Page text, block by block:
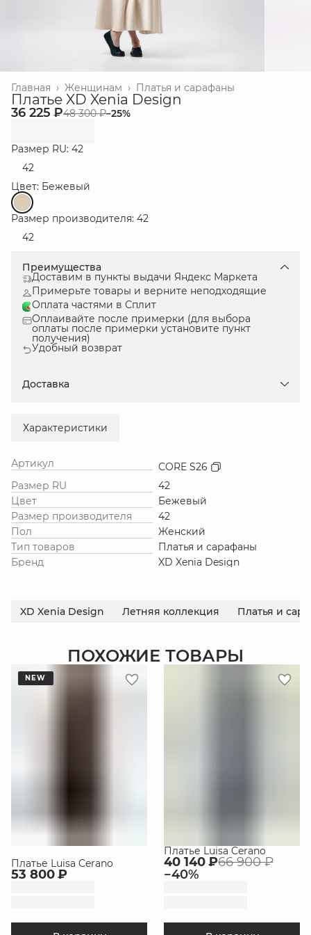
Платья и сарафаны
Женщинам ›
Главная ›
Платье XD Xenia Design
36 225 ₽48 300 ₽−25%
Размер RU: 42
42
Цвет: Бежевый
Размер производителя: 42
42
Преимущества
Доставим в пункты выдачи Яндекс Маркета
Примерьте товары и верните неподходящие
Оплата частями в Сплит
Оплаивайте после примерки (для выбора
оплаты после примерки установите пункт
получения)
Удобный возврат
Доставка
Характеристики
Артикул
CORE S26
Размер RU
42
Цвет
Бежевый
Размер производителя
42
Пол
Женский
Тип товаров
Платья и сарафаны
Бренд
XD Xenia Design
XD Xenia Design Летняя коллекция Платья и
ПОХОЖИЕ ТОВАРЫ
NEW
Платье Luisa Cerano
53 800 ₽
Платье Luisa Cerano
40 140 ₽66 900 ₽
−40%